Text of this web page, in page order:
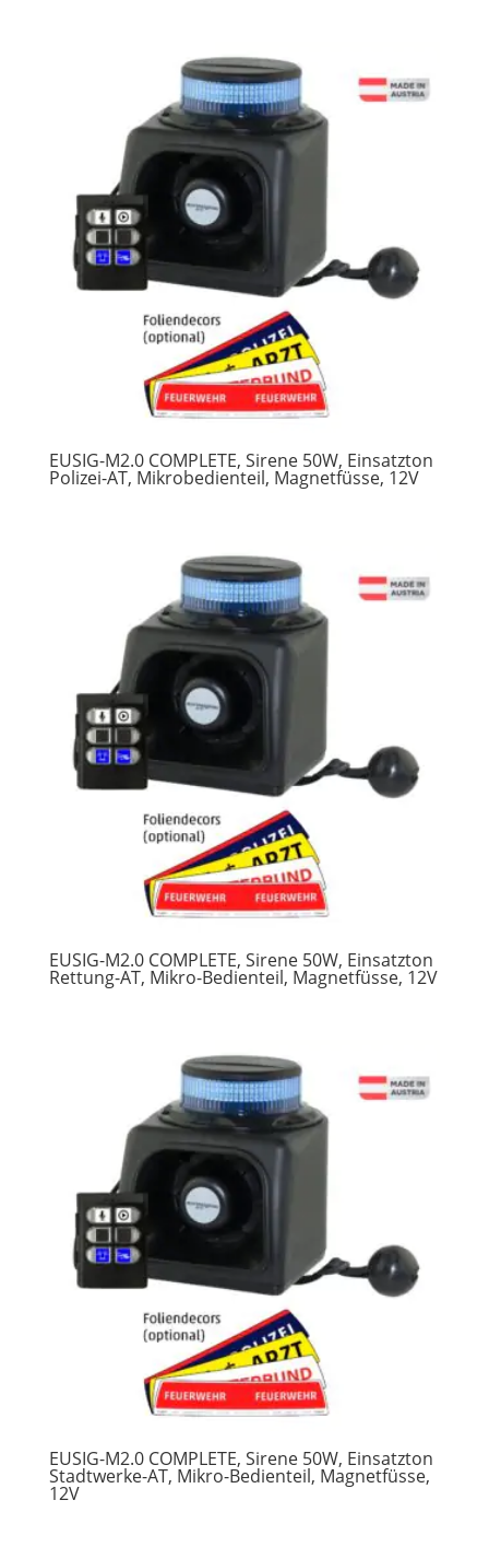
EUSIG-M2.0 COMPLETE, Sirene 50W, Einsatzton
Polizei-AT, Mikrobedienteil, Magnetfüsse, 12V
EUSIG-M2.0 COMPLETE, Sirene 50W, Einsatzton
Rettung-AT, Mikro-Bedienteil, Magnetfüsse, 12V
EUSIG-M2.0 COMPLETE, Sirene 50W, Einsatzton
Stadtwerke-AT, Mikro-Bedienteil, Magnetfüsse,
12V